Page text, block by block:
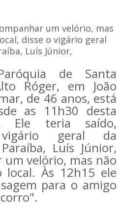
um velório, mas
disse o vigário geral
Luís Júnior,
de Santa
Róger, em João
de 46 anos, está
as 11h30 desta
Ele teria saído,
geral da
Luís Júnior,
um velório, mas não
local. Às 12h15 ele
para o amigo